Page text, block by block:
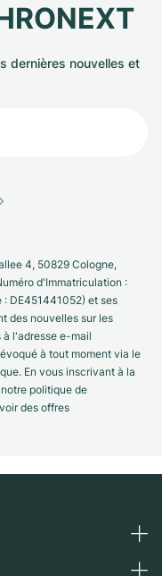
dernières nouvelles et
4, 50829 Cologne,
d'Immatriculation :
: DE451441052) et ses
des nouvelles sur les
à l'adresse e-mail
à tout moment via le
En vous inscrivant à la
politique de
des offres